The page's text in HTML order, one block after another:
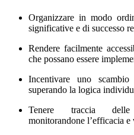
Organizzare in modo
significative e di successo
Rendere facilmente
che possano essere
Incentivare uno
superando la logica
Tenere traccia delle
monitorandone l’efficacia